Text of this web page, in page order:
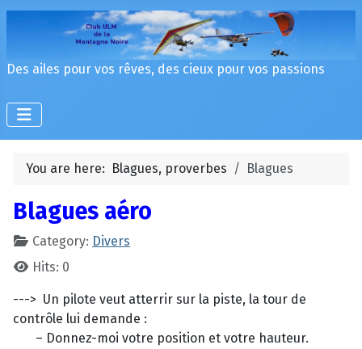
Des ailes pour vos rêves, des cieux pour vos passions
You are here: Blagues, proverbes Blagues
Blagues aéro
Category: Divers
Hits: 0
---> Un pilote veut atterrir sur la piste, la tour de
contrôle lui demande :
– Donnez-moi votre position et votre hauteur.